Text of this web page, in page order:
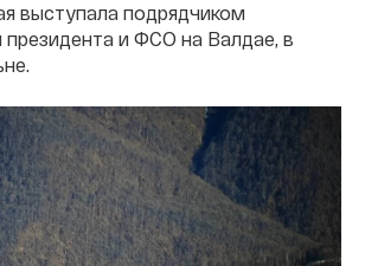
выступала подрядчиком
и ФСО на Валдае, в